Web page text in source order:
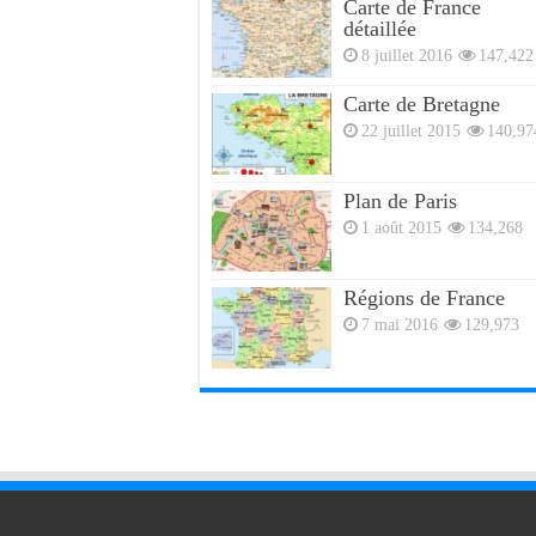
Carte de France
détaillée
8 juillet 2016 147,422
Carte de Bretagne
22 juillet 2015
Plan de Paris
1 août 2015 134,268
Régions de France
7 mai 2016 129,973